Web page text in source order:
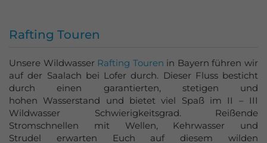
Rafting Touren
Unsere Wildwasser Rafting Touren in Bayern führen wir
auf der Saalach bei Lofer durch. Dieser Fluss besticht
durch einen garantierten, stetigen und
hohen Wasserstand und bietet viel Spaß im II – III
Wildwasser Schwierigkeitsgrad. Reißende
Stromschnellen mit Wellen, Kehrwasser und
Strudel erwarten Euch auf diesem wilden